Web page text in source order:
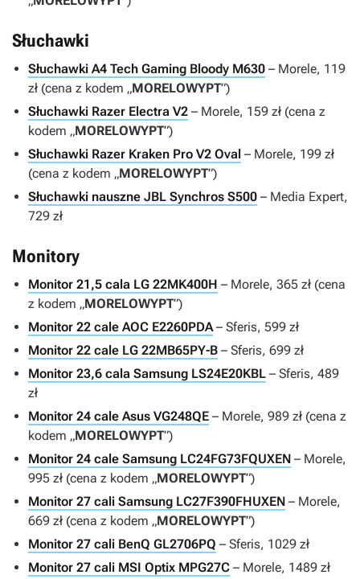
Słuchawki
Słuchawki A4 Tech Gaming Bloody M630 – Morele, 119
zł (cena z kodem „MORELOWYPT”)
Słuchawki Razer Electra V2 – Morele, 159 zł (cena z
kodem „MORELOWYPT”)
Słuchawki Razer Kraken Pro V2 Oval – Morele, 199 zł
(cena z kodem „MORELOWYPT”)
Słuchawki nauszne JBL Synchros S500 – Media Expert,
729 zł
Monitory
Monitor 21,5 cala LG 22MK400H – Morele, 365 zł (cena
z kodem „MORELOWYPT”)
Monitor 22 cale AOC E2260PDA– Sferis, 599 zł
Monitor 22 cale LG 22MB65PY-B – Sferis, 699 zł
Monitor 23,6 cala Samsung LS24E20KBL – Sferis, 489
zł
Monitor 24 cale Asus VG248QE – Morele, 989 zł (cena z
kodem „MORELOWYPT”)
Monitor 24 cale Samsung LC24FG73FQUXEN – Morele,
995 zł (cena z kodem „MORELOWYPT”)
Monitor 27 cali Samsung LC27F390FHUXEN – Morele,
669 zł (cena z kodem „MORELOWYPT”)
Monitor 27 cali BenQ GL2706PQ – Sferis, 1029 zł
Monitor 27 cali MSI Optix MPG27C – Morele, 1489 zł